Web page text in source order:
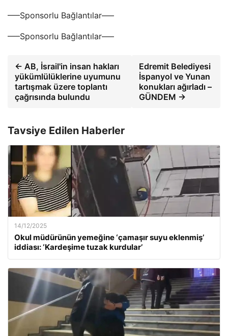
—–Sponsorlu Bağlantılar—–
—–Sponsorlu Bağlantılar—–
← AB, İsrail'in insan hakları
yükümlülüklerine uyumunu
tartışmak üzere toplantı
çağrısında bulundu
Edremit Belediyesi
İspanyol ve Yunan
konukları ağırladı –
GÜNDEM →
Tavsiye Edilen Haberler
14/12/2025
Okul müdürünün yemeğine ‘çamaşır suyu eklenmiş’
iddiası: ‘Kardeşime tuzak kurdular’